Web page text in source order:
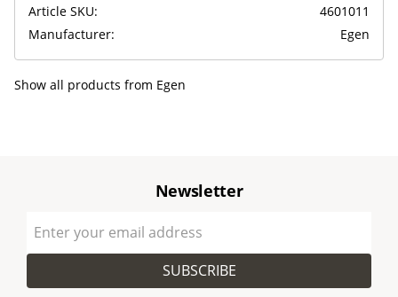
Article SKU
4601011
Manufacturer
Egen
Show all products from Egen
Newsletter
SUBSCRIBE